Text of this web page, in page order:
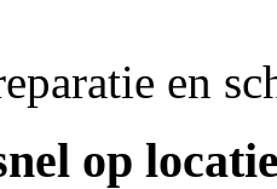
en
op